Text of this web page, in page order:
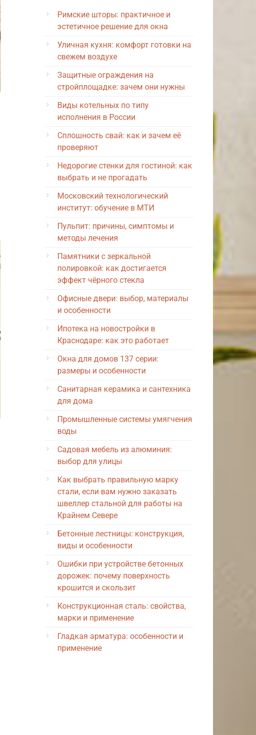
Римские шторы: практичное и
эстетичное решение для окна
Уличная кухня: комфорт готовки на
свежем воздухе
Защитные ограждения на
стройплощадке: зачем они нужны
Виды котельных по типу
исполнения в России
Сплошность свай: как и зачем её
проверяют
Недорогие стенки для гостиной: как
выбрать и не прогадать
Московский технологический
институт: обучение в МТИ
Пульпит: причины, симптомы и
методы лечения
Памятники с зеркальной
полировкой: как достигается
эффект чёрного стекла
Офисные двери: выбор, материалы
и особенности
Ипотека на новостройки в
Краснодаре: как это работает
Окна для домов 137 серии:
размеры и особенности
Санитарная керамика и сантехника
для дома
Промышленные системы умягчения
воды
Садовая мебель из алюминия:
выбор для улицы
Как выбрать правильную марку
стали, если вам нужно заказать
швеллер стальной для работы на
Крайнем Севере
Бетонные лестницы: конструкция,
виды и особенности
Ошибки при устройстве бетонных
дорожек: почему поверхность
крошится и скользит
Конструкционная сталь: свойства,
марки и применение
Гладкая арматура: особенности и
применение